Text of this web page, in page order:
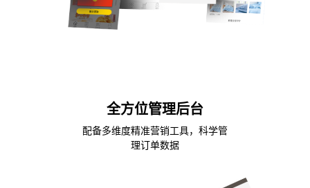
全方位管理后台
配备多维度精准营销工具，科学管
理订单数据